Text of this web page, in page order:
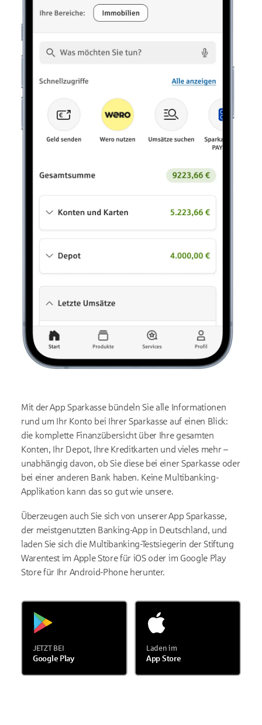
Mit der App Sparkasse bündeln Sie alle Informationen
rund um Ihr Konto bei Ihrer Sparkasse auf einen Blick:
die komplette Finanzübersicht über Ihre gesamten
Konten, Ihr Depot, Ihre Kreditkarten und vieles mehr –
unabhängig davon, ob Sie diese bei einer Sparkasse oder
bei einer anderen Bank haben. Keine Multibanking-
Applikation kann das so gut wie unsere.
Überzeugen auch Sie sich von unserer App Sparkasse,
der meistgenutzten Banking-App in Deutschland, und
laden Sie sich die Multibanking-Testsiegerin der Stiftung
Warentest im Apple Store für iOS oder im Google Play
Store für Ihr Android-Phone herunter.
JETZT BEI
Google Play
Laden im
App Store